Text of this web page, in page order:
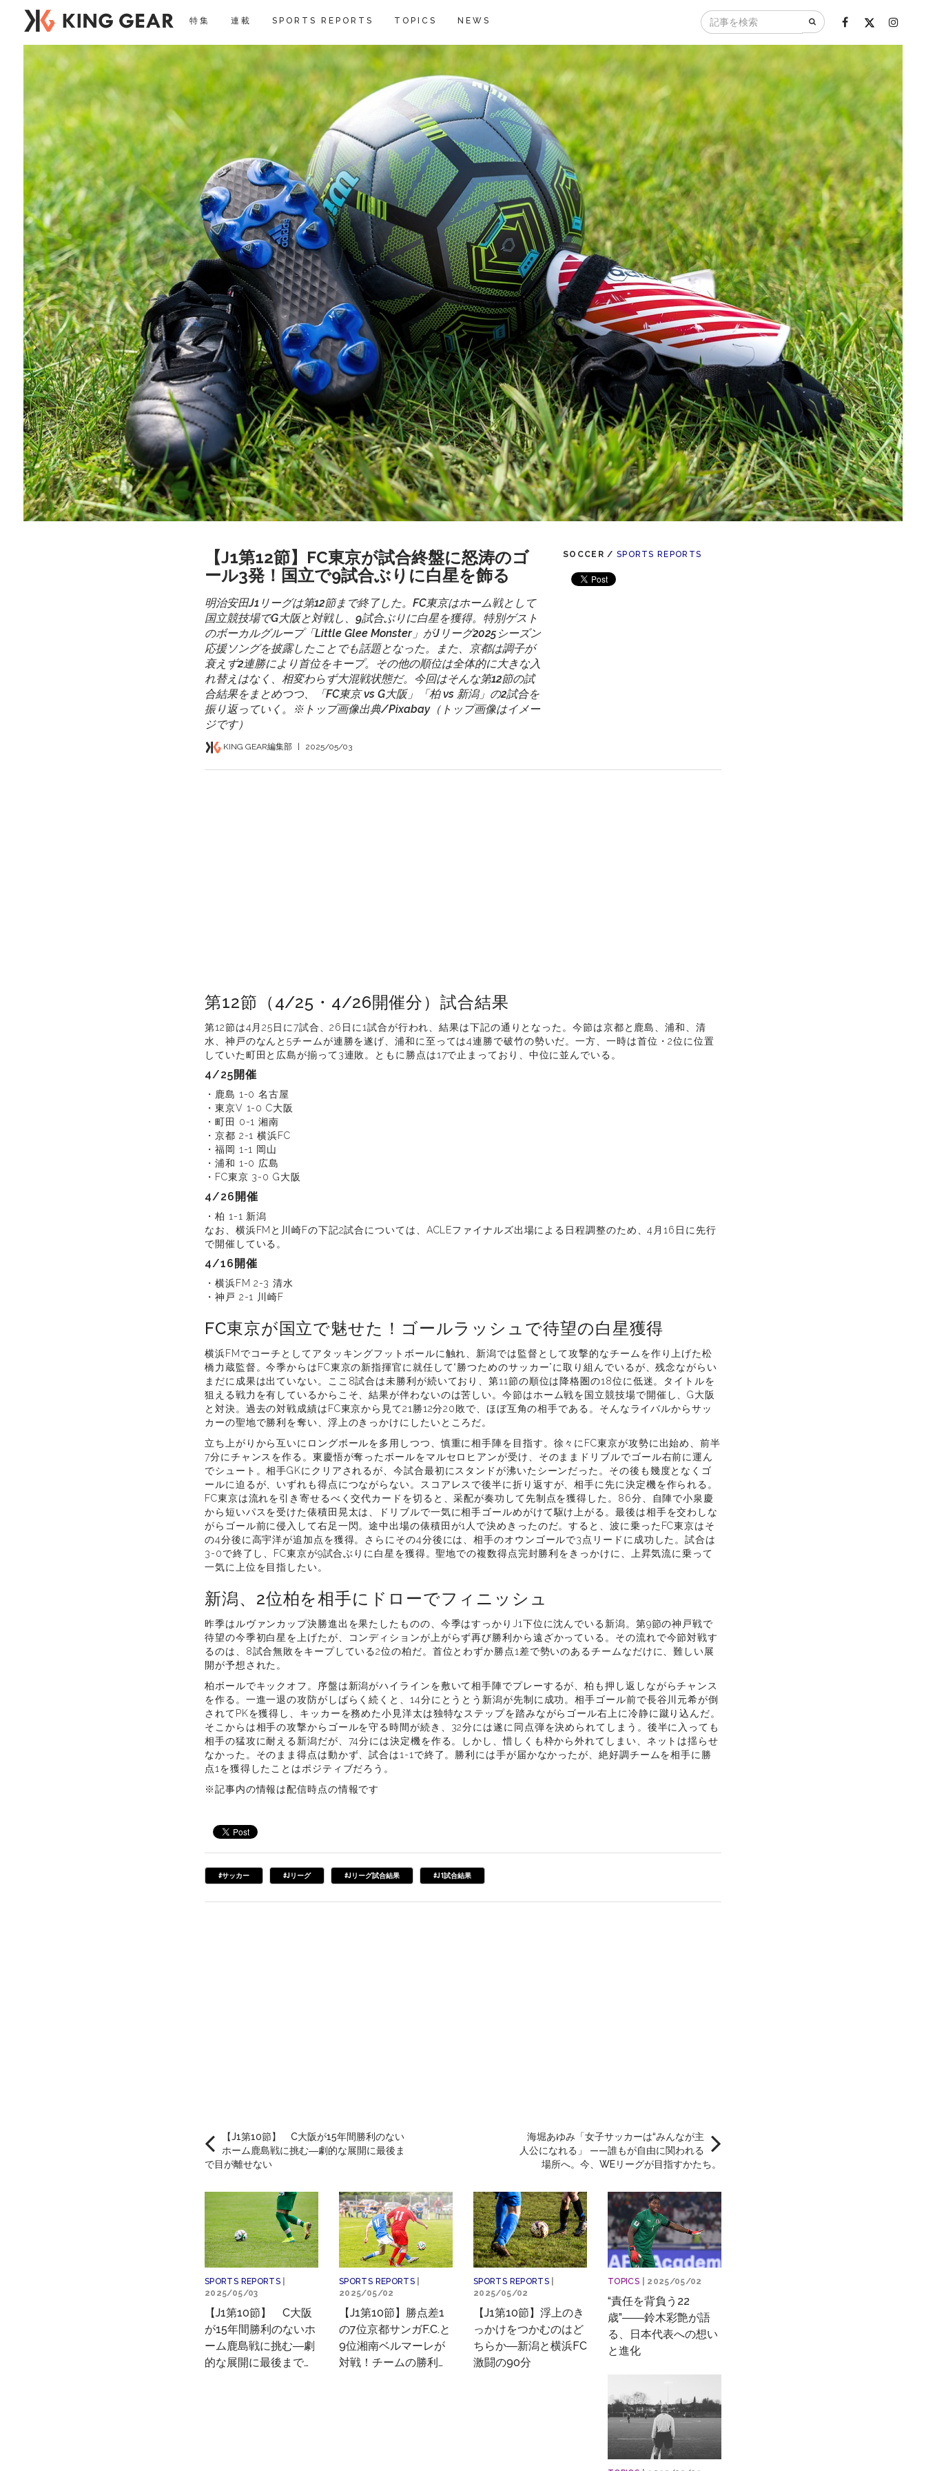
特集 連載 SPORTS REPORTS TOPICS NEWS
【J1第12節】FC東京が試合終盤に怒涛のゴ
ール3発！国立で9試合ぶりに白星を飾る
明治安田J1リーグは第12節まで終了した。FC東京はホーム戦として
国立競技場でG大阪と対戦し、9試合ぶりに白星を獲得。特別ゲスト
のボーカルグループ「Little Glee Monster」がJリーグ2025シーズン
応援ソングを披露したことでも話題となった。また、京都は調子が
衰えず2連勝により首位をキープ。その他の順位は全体的に大きな入
れ替えはなく、相変わらず大混戦状態だ。今回はそんな第12節の試
合結果をまとめつつ、「FC東京 vs G大阪」「柏 vs 新潟」の2試合を
振り返っていく。※トップ画像出典/Pixabay（トップ画像はイメー
ジです）
KING GEAR編集部 2025/05/03
SOCCER / SPORTS REPORTS
第12節（4/25・4/26開催分）試合結果
第12節は4月25日に7試合、26日に1試合が行われ、結果は下記の通りとなった。今節は京都と鹿島、浦和、清
水、神戸のなんと5チームが連勝を遂げ、浦和に至っては4連勝で破竹の勢いだ。一方、一時は首位・2位に位置
していた町田と広島が揃って3連敗。ともに勝点は17で止まっており、中位に並んでいる。
4/25開催
・鹿島 1-0 名古屋
・東京V 1-0 C大阪
・町田 0-1 湘南
・京都 2-1 横浜FC
・福岡 1-1 岡山
・浦和 1-0 広島
・FC東京 3-0 G大阪
4/26開催
・柏 1-1 新潟
なお、横浜FMと川崎Fの下記2試合については、ACLEファイナルズ出場による日程調整のため、4月16日に先行
で開催している。
4/16開催
・横浜FM 2-3 清水
・神戸 2-1 川崎F
FC東京が国立で魅せた！ゴールラッシュで待望の白星獲得
横浜FMでコーチとしてアタッキングフットボールに触れ、新潟では監督として攻撃的なチームを作り上げた松
橋力蔵監督。今季からはFC東京の新指揮官に就任して“勝つためのサッカー”に取り組んでいるが、残念ながらい
まだに成果は出ていない。ここ8試合は未勝利が続いており、第11節の順位は降格圏の18位に低迷。タイトルを
狙える戦力を有しているからこそ、結果が伴わないのは苦しい。今節はホーム戦を国立競技場で開催し、G大阪
と対決。過去の対戦成績はFC東京から見て21勝12分20敗で、ほぼ互角の相手である。そんなライバルからサッ
カーの聖地で勝利を奪い、浮上のきっかけにしたいところだ。
立ち上がりから互いにロングボールを多用しつつ、慎重に相手陣を目指す。徐々にFC東京が攻勢に出始め、前半
7分にチャンスを作る。東慶悟が奪ったボールをマルセロヒアンが受け、そのままドリブルでゴール右前に運ん
でシュート。相手GKにクリアされるが、今試合最初にスタンドが沸いたシーンだった。その後も幾度となくゴ
ールに迫るが、いずれも得点につながらない。スコアレスで後半に折り返すが、相手に先に決定機を作られる。
FC東京は流れを引き寄せるべく交代カードを切ると、采配が奏功して先制点を獲得した。86分、自陣で小泉慶
から短いパスを受けた俵積田晃太は、ドリブルで一気に相手ゴールめがけて駆け上がる。最後は相手を交わしな
がらゴール前に侵入して右足一閃。途中出場の俵積田が1人で決めきったのだ。すると、波に乗ったFC東京はそ
の4分後に高宇洋が追加点を獲得。さらにその4分後には、相手のオウンゴールで3点リードに成功した。試合は
3-0で終了し、FC東京が9試合ぶりに白星を獲得。聖地での複数得点完封勝利をきっかけに、上昇気流に乗って
一気に上位を目指したい。
新潟、2位柏を相手にドローでフィニッシュ
昨季はルヴァンカップ決勝進出を果たしたものの、今季はすっかりJ1下位に沈んでいる新潟。第9節の神戸戦で
待望の今季初白星を上げたが、コンディションが上がらず再び勝利から遠ざかっている。その流れで今節対戦す
るのは、8試合無敗をキープしている2位の柏だ。首位とわずか勝点1差で勢いのあるチームなだけに、難しい展
開が予想された。
柏ボールでキックオフ。序盤は新潟がハイラインを敷いて相手陣でプレーするが、柏も押し返しながらチャンス
を作る。一進一退の攻防がしばらく続くと、14分にとうとう新潟が先制に成功。相手ゴール前で長谷川元希が倒
されてPKを獲得し、キッカーを務めた小見洋太は独特なステップを踏みながらゴール右上に冷静に蹴り込んだ。
そこからは相手の攻撃からゴールを守る時間が続き、32分には遂に同点弾を決められてしまう。後半に入っても
相手の猛攻に耐える新潟だが、74分には決定機を作る。しかし、惜しくも枠から外れてしまい、ネットは揺らせ
なかった。そのまま得点は動かず、試合は1-1で終了。勝利には手が届かなかったが、絶好調チームを相手に勝
点1を獲得したことはポジティブだろう。
※記事内の情報は配信時点の情報です
#サッカー #Jリーグ #Jリーグ試合結果 #J1試合結果
【J1第10節】 C大阪が15年間勝利のない
ホーム鹿島戦に挑む―劇的な展開に最後ま
で目が離せない
海堀あゆみ「女子サッカーは“みんなが主
人公になれる」 ——誰もが自由に関われる
場所へ。今、WEリーグが目指すかたち。
SPORTS REPORTS
2025/05/03
【J1第10節】 C大阪
が15年間勝利のないホ
ーム鹿島戦に挑む―劇
的な展開に最後まで目
SPORTS REPORTS
2025/05/02
【J1第10節】勝点差1
の7位京都サンガF.C.と
9位湘南ベルマーレが
対戦！チームの勝利に
SPORTS REPORTS
2025/05/02
【J1第10節】浮上のき
っかけをつかむのはど
ちらか―新潟と横浜FC
激闘の90分
TOPICS | 2025/05/02
“責任を背負う22
歳”――鈴木彩艶が語
る、日本代表への想い
と進化